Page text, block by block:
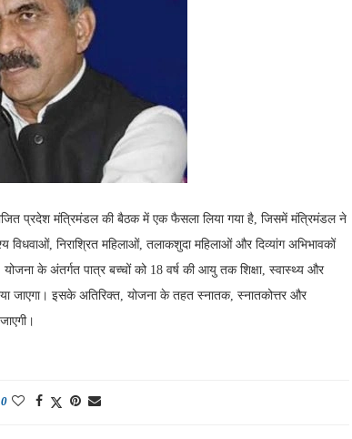
प्रदेश मंत्रिमंडल की बैठक में एक फैसला लिया गया है, जिसमें मंत्रिमंडल ने
विधवाओं, निराश्रित महिलाओं, तलाकशुदा महिलाओं और दिव्यांग अभिभावकों
के अंतर्गत पात्र बच्चों को 18 वर्ष की आयु तक शिक्षा, स्वास्थ्य और
जाएगा। इसके अतिरिक्त, योजना के तहत स्नातक, स्नातकोत्तर और
0